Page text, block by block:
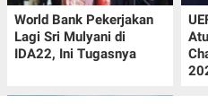
World Bank Pekerjakan
Lagi Sri Mulyani di
IDA22, Ini Tugasnya